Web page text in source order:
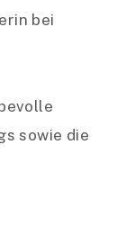
bei
sowie die